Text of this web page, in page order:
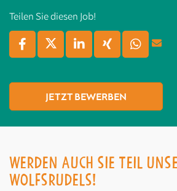
Teilen Sie diesen Job!
JETZT BEWERBEN
WERDEN AUCH SIE TEIL
WOLFSRUDELS!